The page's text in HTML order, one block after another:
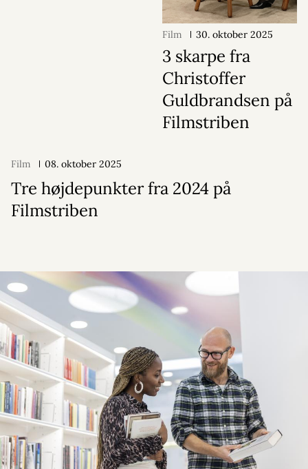
Film 30. oktober 2025
3 skarpe fra
Christoffer
Guldbrandsen på
Filmstriben
Film 08. oktober 2025
Tre højdepunkter fra 2024 på
Filmstriben